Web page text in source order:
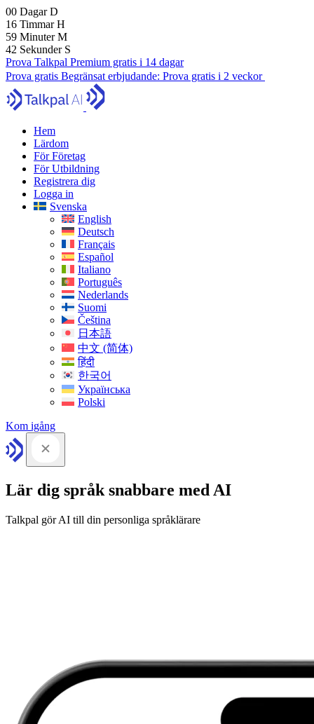
00 DagarD
16 TimmarH
59 MinuterM
41 Sekunder S
Prova Talkpal Premium gratis i 14 dagar
Prova gratis Begränsat erbjudande: Prova gratis i 2 veckor
Hem
Lärdom
För Företag
För Utbildning
Registrera dig
Logga in
Svenska
English
Deutsch
Français
Español
Italiano
Português
Nederlands
Suomi
Čeština
日本語
中文 (简体)
हिंदी
한국어
Українська
Polski
Kom igång
Lär dig språk snabbare med AI
Talkpal gör AI till din personliga språklärare